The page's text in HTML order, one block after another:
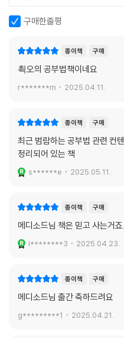
구매한줄평
종이책 구매
쵝오의 공부법책이네요
r*******m 2025.04.11.
종이책 구매
최근 범람하는 공부법 관련 컨
정리되어 있는 책
s******e 2025.05.11.
종이책 구매
메디소드님 책은 믿고 사는거죠.
l********3 2025.04.23.
종이책 구매
메디소드님 출간 축하드려요
g*********1 2025.04.21.